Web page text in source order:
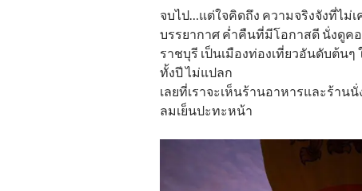
จบไป…แต่ใจคิดถึง ความจริงจังที่ไม่
บรรยากาศ ค่ำคืนที่มีโอกาสดี นั่งดูค
ราชบุรี เป็นเมืองท่องเที่ยวอันดับต้น
ทั้งปี ไม่แปลก
เลยที่เราจะเห็นร้านอาหารและร้า
ลมเย็นปะทะหน้า